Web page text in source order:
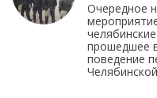
Очередное
прошедшее
поведение